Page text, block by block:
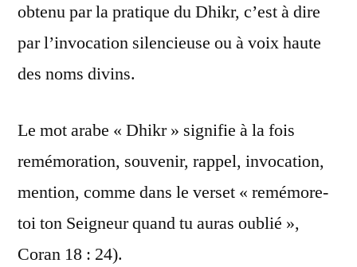
obtenu par la pratique du Dhikr, c’est à dire
par l’invocation silencieuse ou à voix haute
des noms divins.
Le mot arabe « Dhikr » signifie à la fois
remémoration, souvenir, rappel, invocation,
mention, comme dans le verset « remémore-
toi ton Seigneur quand tu auras oublié »,
Coran 18 : 24).